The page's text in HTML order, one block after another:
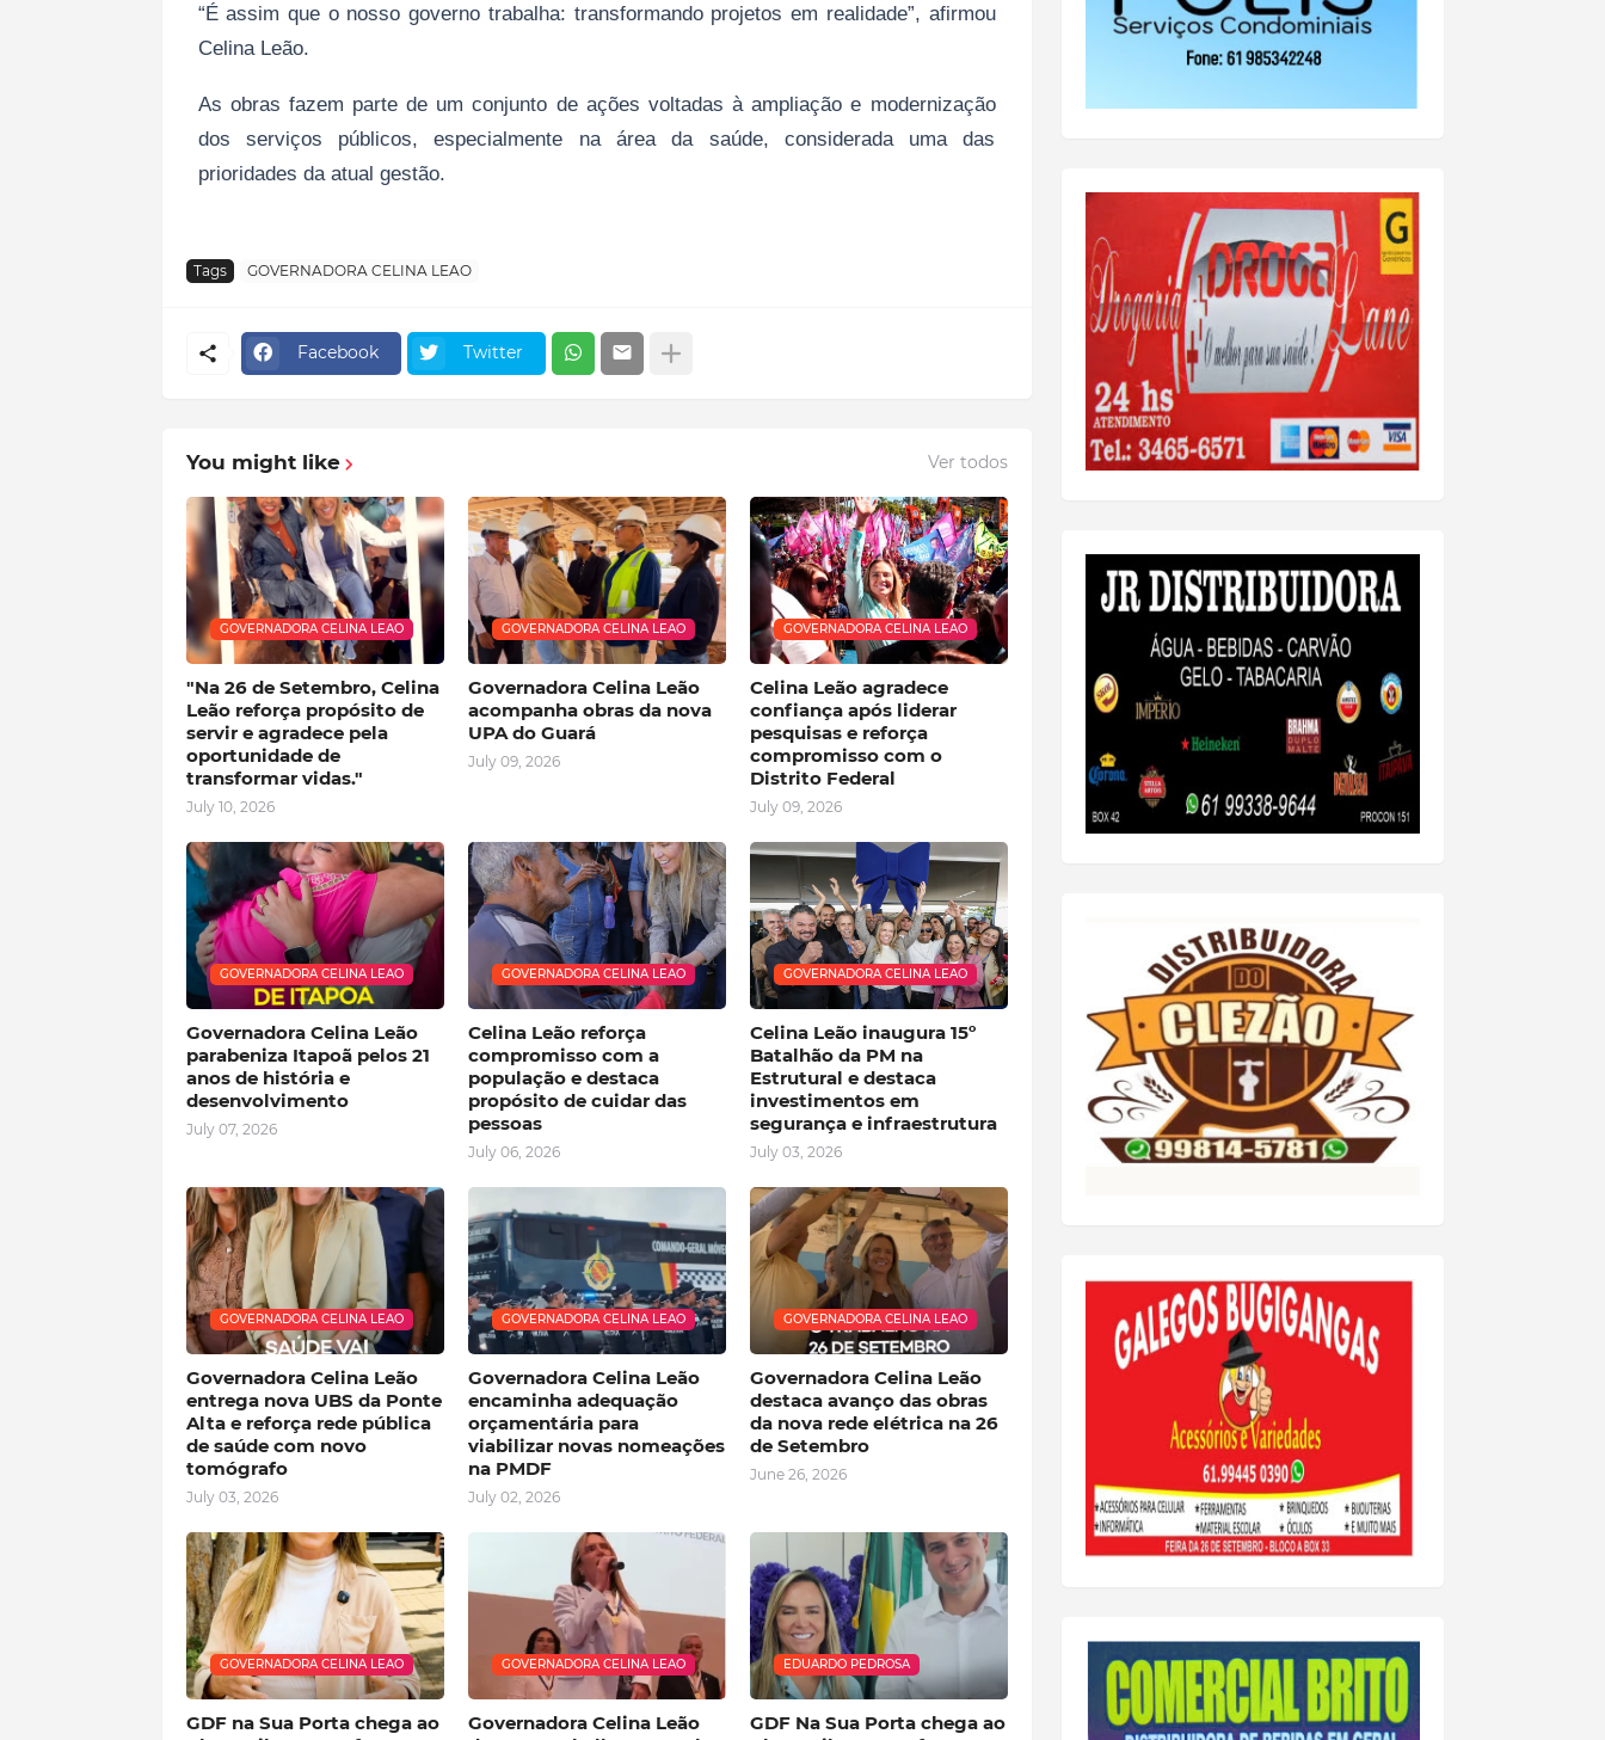
“É assim que o nosso governo trabalha: transformando projetos em realidade”, afirmou
Celina Leão.
As obras fazem parte de um conjunto de ações voltadas à ampliação e modernização
dos serviços públicos, especialmente na área da saúde, considerada uma das
prioridades da atual gestão.
Tags GOVERNADORA CELINA LEAO
Facebook Twitter
You might like Ver todos
GOVERNADORA CELINA LEAO
"Na 26 de Setembro, Celina
Leão reforça propósito de
servir e agradece pela
oportunidade de
transformar vidas."
July 10, 2026
GOVERNADORA CELINA LEAO
Governadora Celina Leão
acompanha obras da nova
UPA do Guará
July 09, 2026
GOVERNADORA CELINA LEAO
Celina Leão agradece
confiança após liderar
pesquisas e reforça
compromisso com o
Distrito Federal
July 09, 2026
GOVERNADORA CELINA LEAO
Governadora Celina Leão
parabeniza Itapoã pelos 21
anos de história e
desenvolvimento
July 07, 2026
GOVERNADORA CELINA LEAO
Celina Leão reforça
compromisso com a
população e destaca
propósito de cuidar das
pessoas
July 06, 2026
GOVERNADORA CELINA LEAO
Celina Leão inaugura 15º
Batalhão da PM na
Estrutural e destaca
investimentos em
segurança e infraestrutura
July 03, 2026
GOVERNADORA CELINA LEAO
Governadora Celina Leão
entrega nova UBS da Ponte
Alta e reforça rede pública
de saúde com novo
tomógrafo
July 03, 2026
GOVERNADORA CELINA LEAO
Governadora Celina Leão
encaminha adequação
orçamentária para
viabilizar novas nomeações
na PMDF
July 02, 2026
GOVERNADORA CELINA LEAO
Governadora Celina Leão
destaca avanço das obras
da nova rede elétrica na 26
de Setembro
June 26, 2026
GOVERNADORA CELINA LEAO
GDF na Sua Porta chega ao
GOVERNADORA CELINA LEAO
Governadora Celina Leão
EDUARDO PEDROSA
GDF Na Sua Porta chega ao